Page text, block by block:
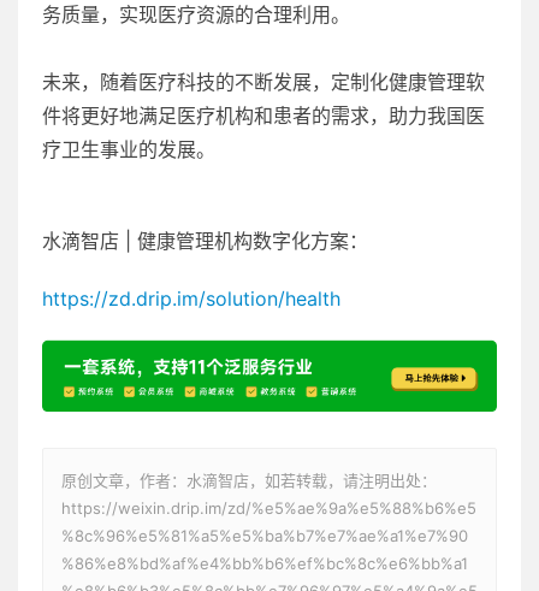
务质量，实现医疗资源的合理利用。
未来，随着医疗科技的不断发展，定制化健康管理软
件将更好地满足医疗机构和患者的需求，助力我国医
疗卫生事业的发展。
水滴智店 | 健康管理机构数字化方案：
https://zd.drip.im/solution/health
原创文章，作者：水滴智店，如若转载，请注明出处：
https://weixin.drip.im/zd/%e5%ae%9a%e5%88%b6%e5
%8c%96%e5%81%a5%e5%ba%b7%e7%ae%a1%e7%90
%86%e8%bd%af%e4%bb%b6%ef%bc%8c%e6%bb%a1